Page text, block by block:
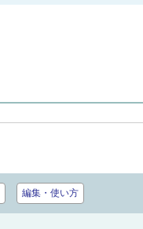
編集・使い方